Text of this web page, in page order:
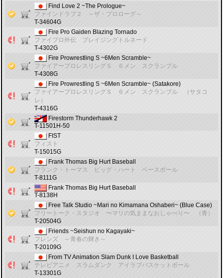
Find Love 2 ~The Prologue~
ファインドラブ２ ～ザ・プロローグ～
T-34604G
Fire Pro Gaiden Blazing Tornado
ファイプロ外伝 ブレイジングトルネード
T-4302G
Fire Prowrestling S ~6Men Scramble~
ファイアープロレスリングＳ ６メン スクランブル
T-4308G
Fire Prowrestling S ~6Men Scramble~ (Satakore)
ファイアープロレスリングＳ ６メン スクランブル （サタコ
レ）
T-4316G
Firestorm Thunderhawk 2
T-11501H-50
FIST
フィスト
T-15015G
Frank Thomas Big Hurt Baseball
フランク・トーマス ビッグ・ハート ベースボール
T-8111G
Frank Thomas Big Hurt Baseball
T-8138H
Free Talk Studio ~Mari no Kimamana Oshaberi~ (Blue Case)
フリートーク・スタジオ 〜マリの気ままなおしゃべり〜 （青）
T-20504G
Friends ~Seishun no Kagayaki~
フレンズ ～青春の輝き～
T-20109G
From TV Animation Slam Dunk I Love Basketball
テレビアニメ スラムダンク アイラブバスケットボール
T-13301G